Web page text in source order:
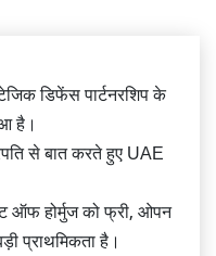
डिफेंस पार्टनरशिप के
है।
से बात करते हुए UAE
ऑफ होर्मुज को फ्री, ओपन
प्राथमिकता है।